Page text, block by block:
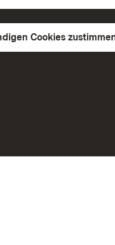
Cookies